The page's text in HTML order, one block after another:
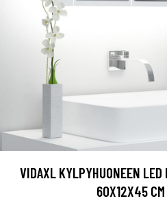
VIDAXL KYLPYHUONEEN
60X12X45